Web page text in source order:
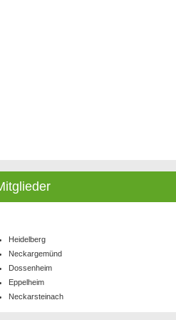
Heidelberg
Neckargemünd
Dossenheim
Eppelheim
Neckarsteinach